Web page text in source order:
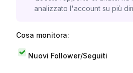
analizzato l'account su più
Cosa monitora:
Nuovi Follower/Seguiti